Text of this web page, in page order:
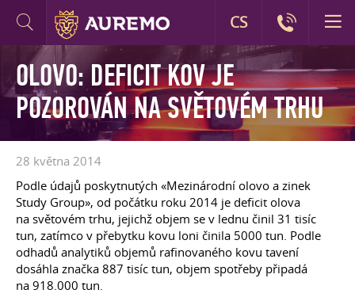
OLOVO: DEFICIT KOV JE
POZOROVÁN NA SVĚTOVÉM TRHU
28 května 2014
Podle údajů poskytnutých «Mezinárodní olovo a zinek
Study Group», od počátku roku 2014 je deficit olova
na světovém trhu, jejichž objem se v lednu činil 31 tisíc
tun, zatímco v přebytku kovu loni činila 5000 tun. Podle
odhadů analytiků objemů rafinovaného kovu tavení
dosáhla značka 887 tisíc tun, objem spotřeby připadá
na 918.000 tun.
CS